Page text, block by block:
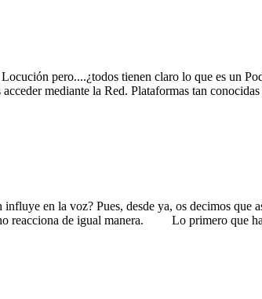
pero....¿todos tienen claro lo que es un
mediante la Red. Plataformas tan
en la voz? Pues, desde ya, os decimos que
reacciona de igual manera. Lo primero que